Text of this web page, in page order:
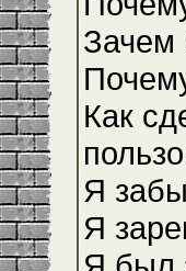
Зачем
Как
Я
Я